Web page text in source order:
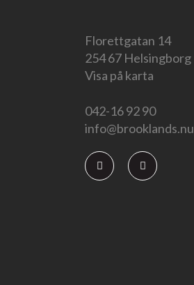
Florettgatan 14
254 67 Helsingborg
Visa på karta
042-16 92 90
info@brooklands.nu